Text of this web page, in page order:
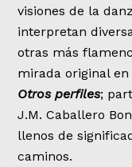
visiones de la
interpretan
otras más
mirada original
Otros perfiles;
J.M. Caballero
llenos de
caminos.